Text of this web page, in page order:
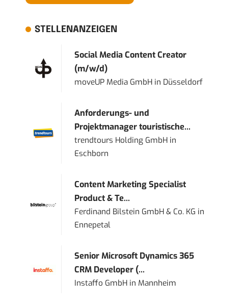
STELLENANZEIGEN
Social Media Content Creator
(m/w/d)
moveUP Media GmbH in Düsseldorf
Anforderungs- und
Projektmanager touristische...
trendtours Holding GmbH in
Eschborn
Content Marketing Specialist
Product & Te...
Ferdinand Bilstein GmbH & Co. KG in
Ennepetal
Senior Microsoft Dynamics 365
CRM Developer (...
Instaffo GmbH in Mannheim